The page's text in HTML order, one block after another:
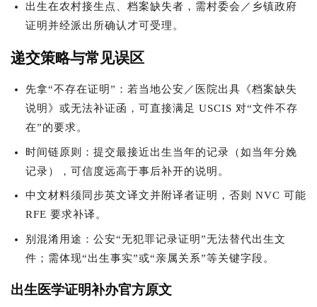
出生在农村接生点、档案缺失者，需村委会／乡镇政府
证明并经派出所确认才可受理。
递交策略与常见误区
先拿“不存在证明”：若当地公安／医院出具《档案缺失
说明》或无法补证函，可直接满足 USCIS 对“文件不存
在”的要求。
时间链原则：提交最接近出生当年的记录（如当年分娩
记录），可信度远高于事后补开的说明。
中文材料须同步英文译文并附译者证明，否则 NVC 可能
RFE 要求补译。
别混淆用途：公安“无犯罪记录证明”无法替代出生文
件；需体现“出生事实”或“亲属关系”等关键字段。
出生医学证明补办官方原文